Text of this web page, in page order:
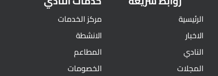
الرئيسية
الاخبار
النادي
المجلات
مركز الخدمات
الانشطة
المطاعم
الخصومات